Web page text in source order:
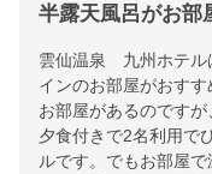
半露天風呂がお部
雲仙温泉 九州ホテル
インのお部屋がおす
お部屋があるのですが
夕食付きで2名利用で
ルです。でもお部屋